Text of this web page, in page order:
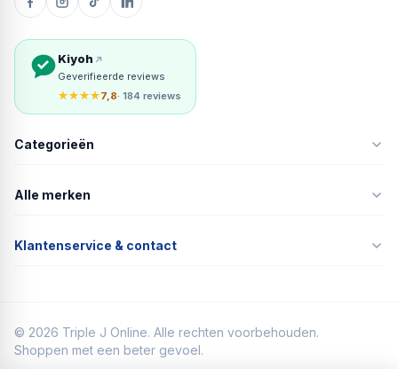
Kiyoh
Geverifieerde reviews
★★★★7,8· 184 reviews
Categorieën
Alle merken
Klantenservice & contact
© 2026 Triple J Online. Alle rechten voorbehouden.
Shoppen met een beter gevoel.